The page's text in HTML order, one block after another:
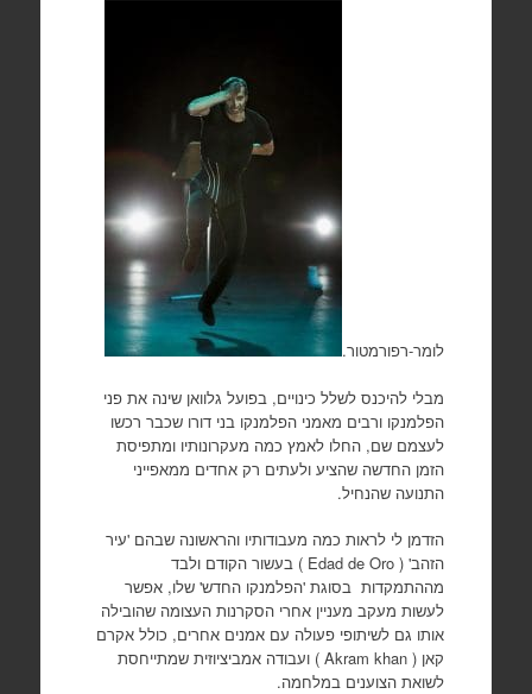
לומר-רפורמטור.
מבלי להיכנס לשלל כינויים, בפועל גלוואן שינה את פני
הפלמנקו ורבים מאמני הפלמנקו בני דורו שכבר רכשו
לעצמם שם, החלו לאמץ כמה מעקרונותיו ומתפיסת
הזמן החדשה שהציע ולעתים רק אחדים ממאפייני
התנועה שהנחיל.
הזדמן לי לראות כמה מעבודותיו והראשונה שבהם 'עיר
הזהב' ( Edad de Oro ) בעשור הקודם ולבד
מההתמקדות בסוגת 'הפלמנקו החדש' שלו, אפשר
לעשות מעקב מעניין אחרי הסקרנות העצומה שהובילה
אותו גם לשיתופי פעולה עם אמנים אחרים, כולל אקרם
קאן ( Akram khan ) ועבודה אמביציוזית שמתייחסת
לשואת הצוענים במלחמה.